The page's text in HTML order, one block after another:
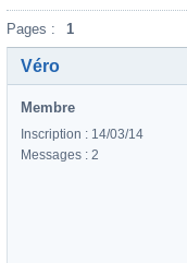
Pages : 1
Véro
Membre
Inscription : 14/03/14
Messages : 2